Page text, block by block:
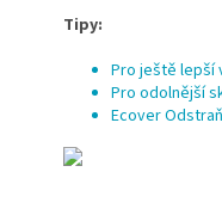
Tipy:
Pro ještě lepší
Pro odolnější
Ecover